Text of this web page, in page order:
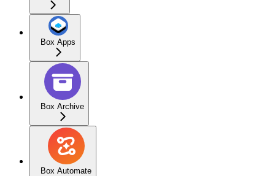
Box Apps
Box Archive
Box Automate